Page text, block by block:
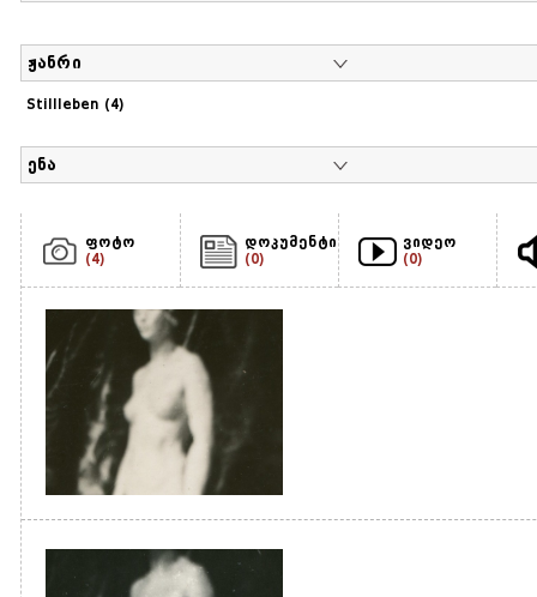
ჟანრი
Stillleben (4)
ენა
ფოტო
(4)
დოკუმენტი
(0)
ვიდეო
(0)